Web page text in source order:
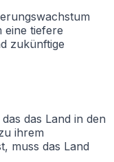
eine tiefere
zukünftige
das das Land in den
ihrem
muss das Land